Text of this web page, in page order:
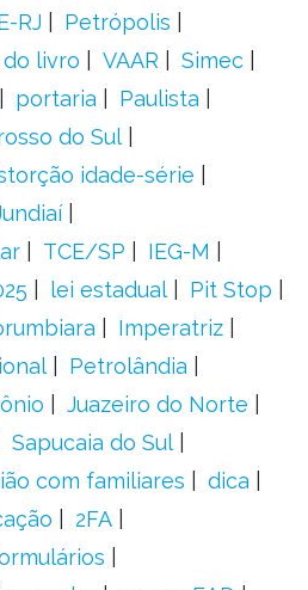
RJ
Petrópolis
livro VAAR
Simec
portaria
Paulista
do Sul
idade-série
TCE/SP
IEG-M
lei estadual
Pit Stop
Imperatriz
Petrolândia
Juazeiro do Norte
Sapucaia do Sul
com familiares
dica
2FA